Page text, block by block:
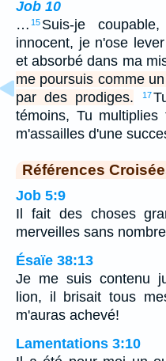
Job 10
… 15 Suis-je
innocent, je n'ose
et absorbé dans ma
me poursuis comme
par des prodiges.
17
témoins, Tu
m'assailles d'une
Références
Job 5:9
Il fait des choses
merveilles sans
Ésaïe 38:13
Je me suis contenu
lion, il brisait tous
m'auras achevé!
Lamentations 3:10